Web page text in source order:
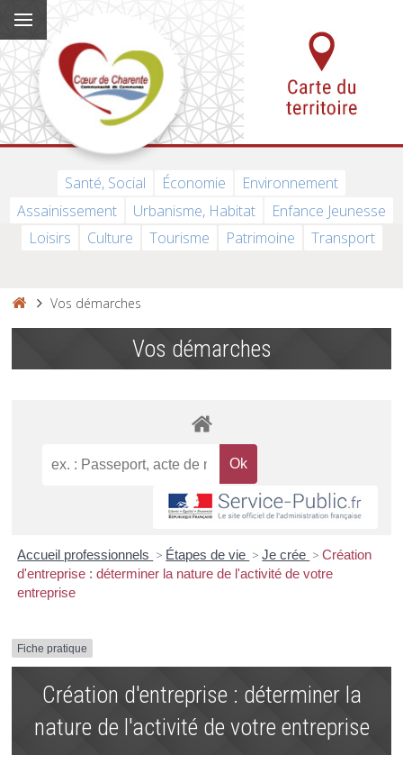
Santé, Social Économie
Environnement
Assainissement
Urbanisme, Habitat
Enfance Jeunesse
Loisirs
Culture Tourisme Patrimoine Transport
Vos démarches
Vos démarches
Accueil professionnels > Étapes de vie > Je crée > Création
d'entreprise : déterminer la nature de l'activité de votre
entreprise
Fiche pratique
Création d'entreprise : déterminer la
nature de l'activité de votre entreprise